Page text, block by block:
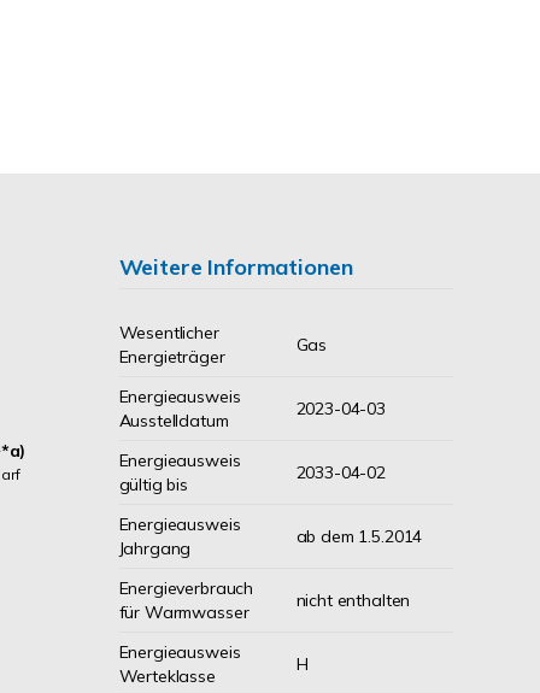
Weitere Informationen
Wesentlicher
Energieträger
Gas
Energieausweis
Ausstelldatum
2023-04-03
Energieausweis
gültig bis
2033-04-02
Energieausweis
Jahrgang
ab dem 1.5.2014
Energieverbrauch
für Warmwasser
nicht enthalten
Energieausweis
Werteklasse
H